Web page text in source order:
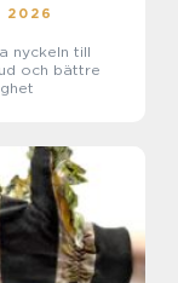
2026
och bättre